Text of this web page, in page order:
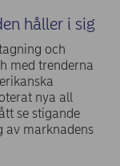
håller i sig
och
med trenderna
nya all
se stigande
av marknadens